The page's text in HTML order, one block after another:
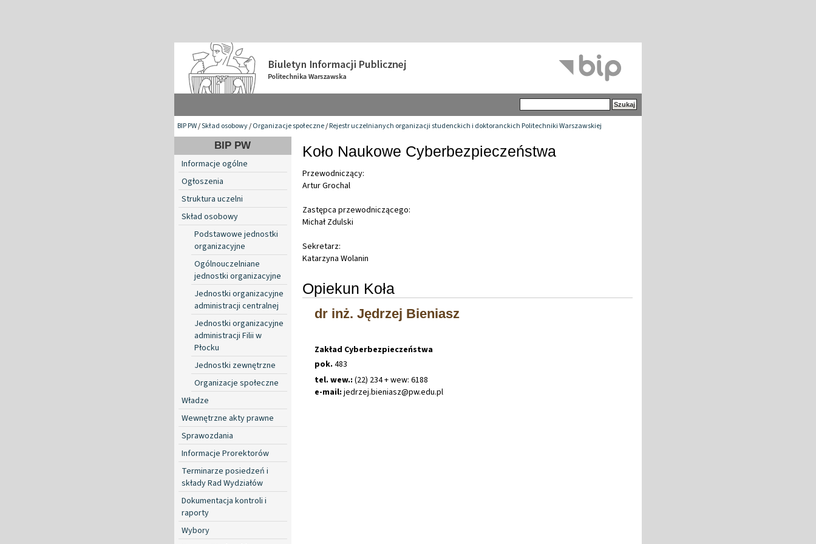
BIP PW/Skład osobowy/Organizacje społeczne/Rejestr uczelnianych organizacji studenckich i doktoranckich Politechniki Warszawskiej
BIP PW
Informacje ogólne
Ogłoszenia
Struktura uczelni
Skład osobowy
Podstawowe jednostki
organizacyjne
Ogólnouczelniane
jednostki organizacyjne
Jednostki organizacyjne
administracji centralnej
Jednostki organizacyjne
administracji Filii w
Płocku
Jednostki zewnętrzne
Organizacje społeczne
Władze
Wewnętrzne akty prawne
Sprawozdania
Informacje Prorektorów
Terminarze posiedzeń i
składy Rad Wydziałów
Dokumentacja kontroli i
raporty
Wybory
Koło Naukowe Cyberbezpieczeństwa
Przewodniczący:
Artur Grochal
Zastępca przewodniczącego:
Michał Zdulski
Sekretarz:
Katarzyna Wolanin
Opiekun Koła
dr inż. Jędrzej Bieniasz
Zakład Cyberbezpieczeństwa
pok. 483
tel. wew.: (22) 234 + wew: 6188
e-mail: jedrzej.bieniasz@pw.edu.pl